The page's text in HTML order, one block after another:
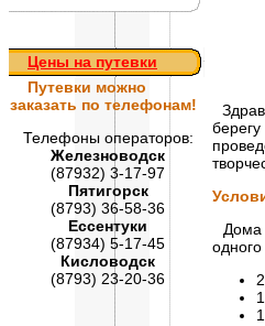
Цены на путевки
Путевки можно
заказать по телефонам!
Телефоны операторов:
Железноводск
(87932) 3-17-97
Пятигорск
(8793) 36-58-36
Ессентуки
(87934) 5-17-45
Кисловодск
(8793) 23-20-36
Дома